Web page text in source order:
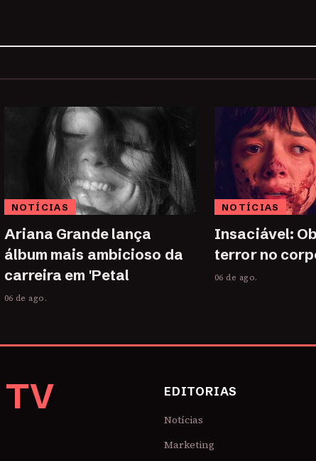
NOTÍCIAS
Ariana Grande lança
álbum mais ambicioso da
carreira em 'Petal
06 de ago.
NOTÍCIAS
Insaciável:
terror no
06 de ago.
TV
EDITORIAS
Notícias
Marketing